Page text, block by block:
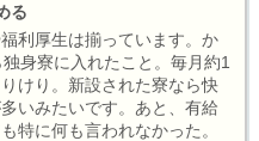
る
利厚生は揃っています。か
身寮に入れたこと。毎月約1
けり。新設された寮なら快
いみたいです。あと、有給
特に何も言われなかった。